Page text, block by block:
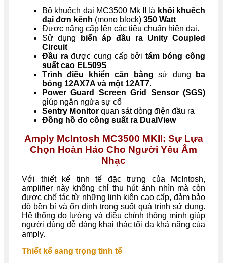
Bộ khuếch đại MC3500 Mk II là khối khuếch
đại đơn kênh (mono block) 350 Watt
Được nâng cấp lên các tiêu chuẩn hiện đại.
Sử dụng
biến áp đầu ra Unity Coupled
Circuit
Đầu rađược cung cấp bởi tám bóng công
suất cao EL509S
Trình điều khiển cân bằng sử dụng
ba
bóng 12AX7A và một 12AT7.
Power Guard Screen Grid Sensor (SGS)
giúp ngăn ngừa sự cố
Sentry Monitor quan sát dòng điện đầu ra
Đồng hồ đo công suất ra DualView
Amply McIntosh MC3500 MKII: Sự Lựa
Chọn Hoàn Hảo Cho Người Yêu Âm
Nhạc
Với thiết kế tinh tế đặc trưng của McIntosh,
amplifier này không chỉ thu hút ánh nhìn mà còn
được chế tác từ những linh kiện cao cấp, đảm bảo
độ bền bỉ và ổn định trong suốt quá trình sử dụng.
Hệ thống đo lường và điều chỉnh thông minh giúp
người dùng dễ dàng khai thác tối đa khả năng của
amply.
Thiết kế sang trọng tinh tế